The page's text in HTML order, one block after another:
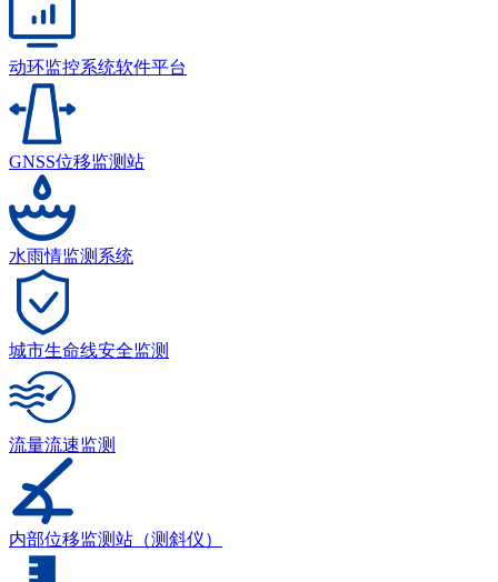
动环监控系统软件平台
GNSS位移监测站
水雨情监测系统
城市生命线安全监测
流量流速监测
内部位移监测站（测斜仪）